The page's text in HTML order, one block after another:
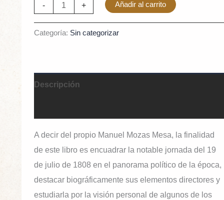
- + Añadir al carrito
Categoría: Sin categorizar
Descripción
A decir del propio Manuel Mozas Mesa, la finalidad
de este libro es encuadrar la notable jornada del 19
de julio de 1808 en el panorama político de la época,
destacar biográficamente sus elementos directores y
estudiarla por la visión personal de algunos de los